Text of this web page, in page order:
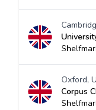
Oxford,
Corpus